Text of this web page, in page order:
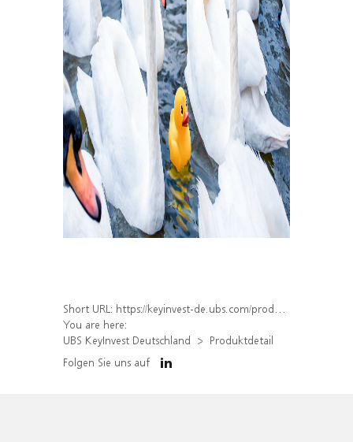
Short URL: https://keyinvest-de.ubs.com/produkt/detail/index/isin/DE000UH50LF9
You are here:
UBS KeyInvest Deutschland
Produktdetail
Folgen Sie uns auf